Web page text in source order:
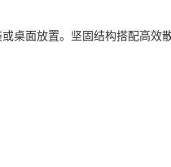
桌面放置。坚固结构搭配高效